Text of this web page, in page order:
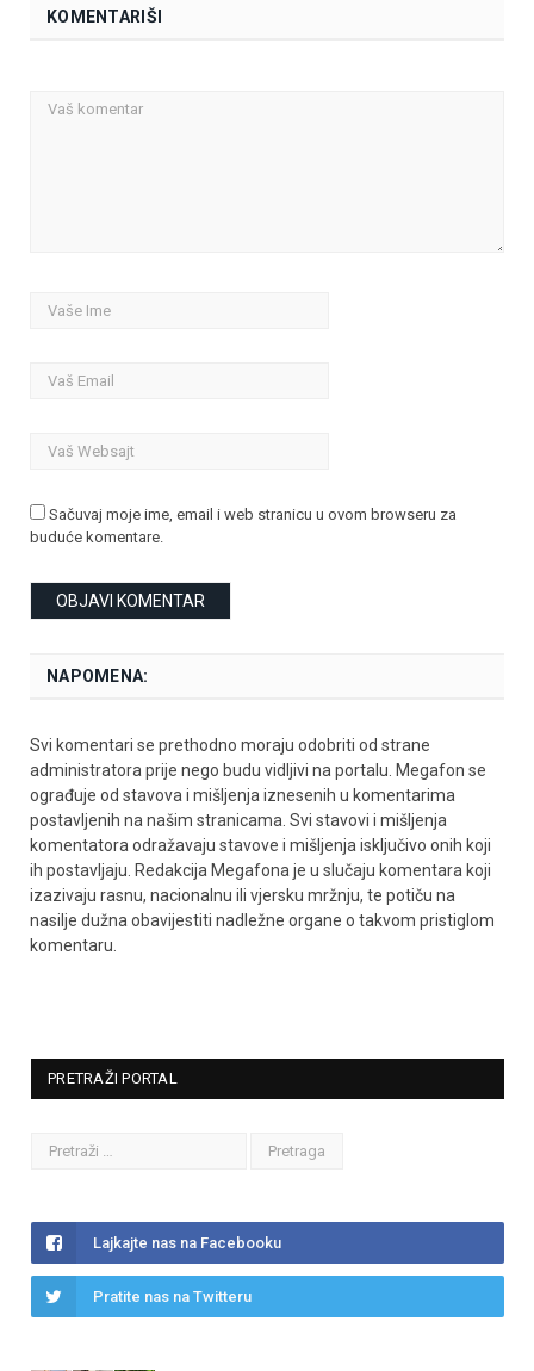
KOMENTARIŠI
Sačuvaj moje ime, email i web stranicu u ovom browseru za
buduće komentare.
NAPOMENA:
Svi komentari se prethodno moraju odobriti od strane
administratora prije nego budu vidljivi na portalu. Megafon se
ograđuje od stavova i mišljenja iznesenih u komentarima
postavljenih na našim stranicama. Svi stavovi i mišljenja
komentatora odražavaju stavove i mišljenja isključivo onih koji
ih postavljaju. Redakcija Megafona je u slučaju komentara koji
izazivaju rasnu, nacionalnu ili vjersku mržnju, te potiču na
nasilje dužna obavijestiti nadležne organe o takvom pristiglom
komentaru.
PRETRAŽI PORTAL
Lajkajte nas na Facebooku
Pratite nas na Twitteru